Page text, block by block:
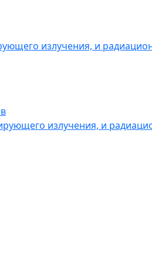
излучения, и
излучения, и